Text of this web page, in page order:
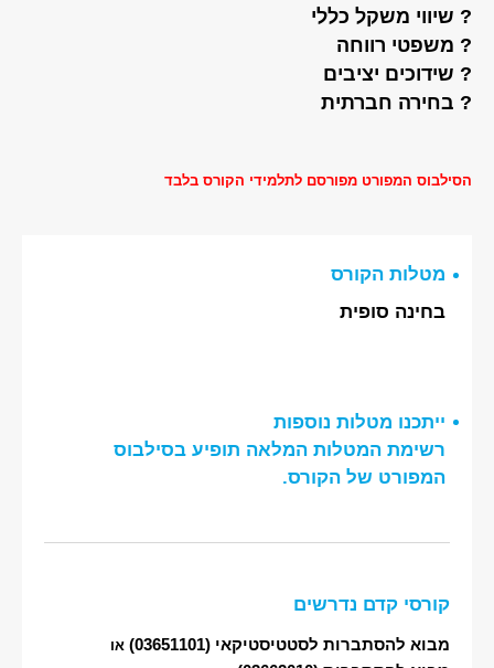
? שיווי משקל כללי
? משפטי רווחה
? שידוכים יציבים
? בחירה חברתית
הסילבוס המפורט מפורסם לתלמידי הקורס בלבד
מטלות הקורס
בחינה סופית
ייתכנו מטלות נוספות
רשימת המטלות המלאה תופיע בסילבוס
המפורט של הקורס.
קורסי קדם נדרשים
מבוא להסתברות לסטטיסטיקאי (03651101) או